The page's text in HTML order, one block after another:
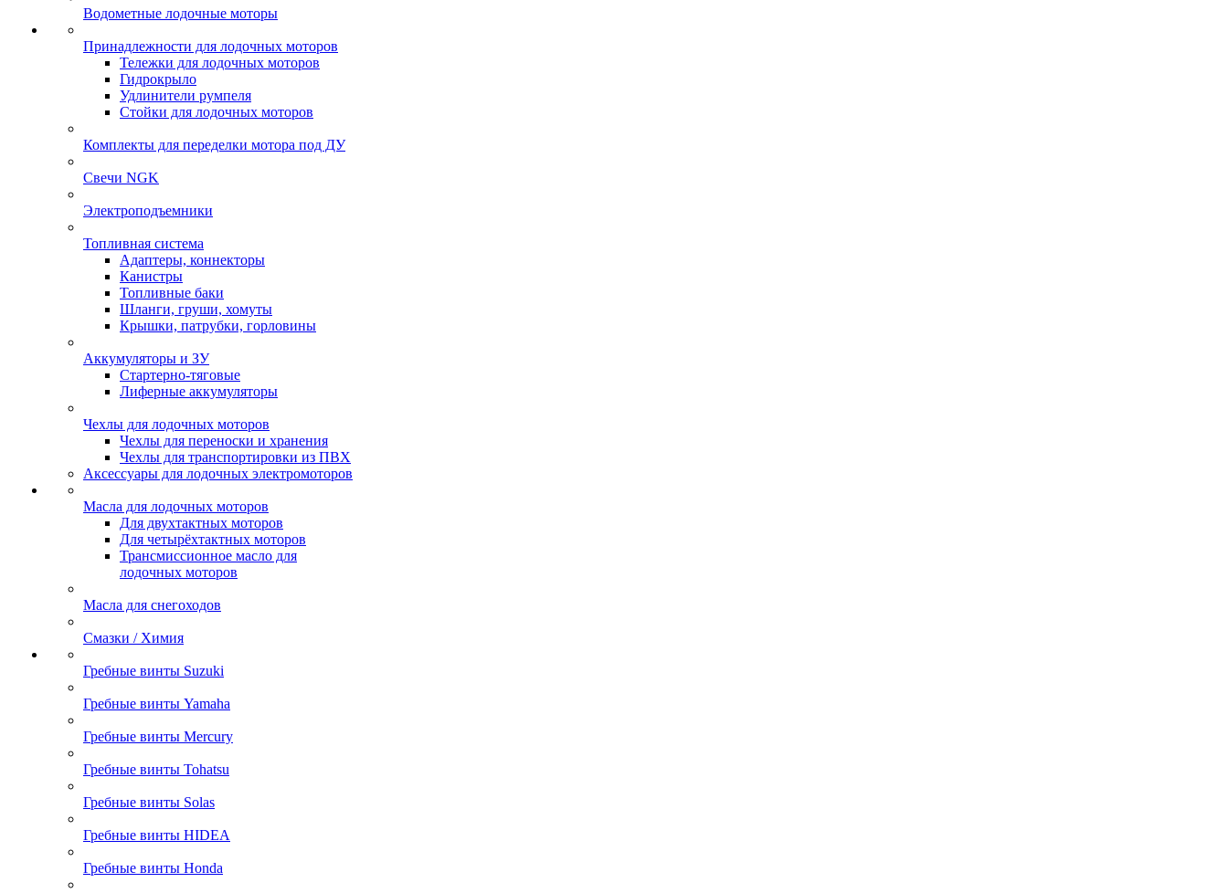
Водометные лодочные моторы
Принадлежности для лодочных моторов
Тележки для лодочных моторов
Гидрокрыло
Удлинители румпеля
Стойки для лодочных моторов
Комплекты для переделки мотора под ДУ
Свечи NGK
Электроподъемники
Топливная система
Адаптеры, коннекторы
Канистры
Топливные баки
Шланги, груши, хомуты
Крышки, патрубки, горловины
Аккумуляторы и ЗУ
Стартерно-тяговые
Лиферные аккумуляторы
Чехлы для лодочных моторов
Чехлы для переноски и хранения
Чехлы для транспортировки из ПВХ
Аксессуары для лодочных электромоторов
Масла для лодочных моторов
Для двухтактных моторов
Для четырёхтактных моторов
Трансмиссионное масло для
лодочных моторов
Масла для снегоходов
Смазки / Химия
Гребные винты Suzuki
Гребные винты Yamaha
Гребные винты Mercury
Гребные винты Tohatsu
Гребные винты Solas
Гребные винты HIDEA
Гребные винты Honda